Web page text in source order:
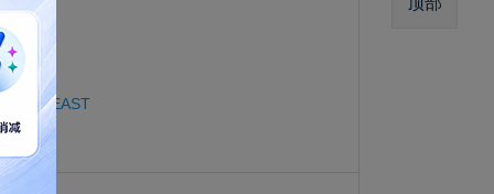
on EAST